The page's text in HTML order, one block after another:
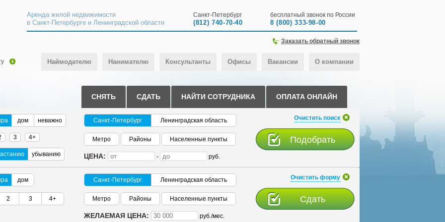
Аренда жилой недвижимости
в Санкт-Петербурге и Ленинградской области
Санкт-Петербург
(812) 740-70-40
бесплатный звонок по России
8 (800) 333-98-00
Заказать обратный звонок
Наймодателю Нанимателю Консультанты Офисы Вакансии О компании
СНЯТЬ СДАТЬ НАЙТИ СОТРУДНИКА ОПЛАТА ОНЛАЙН
дом неважно
3 4+
убыванию
Санкт-Петербург Ленинградская область
Метро Районы Населенные пункты
ЦЕНА: - руб.
Очистить поиск
дом
2 3 4+
Санкт-Петербург Ленинградская область
Метро Районы Населенные пункты
ЖЕЛАЕМАЯ ЦЕНА: руб./мес.
Очистить форму